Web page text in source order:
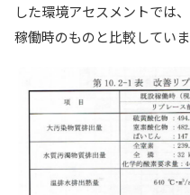
した環境アセスメントでは
稼働時のものと比較していま